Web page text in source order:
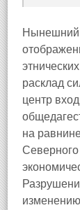
Нынешний
расклад
центр
на
Северного